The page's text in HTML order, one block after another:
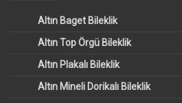
Altın Baget Bileklik
Altın Top Örgü Bileklik
Altın Plakalı Bileklik
Altın Mineli Dorikalı Bileklik